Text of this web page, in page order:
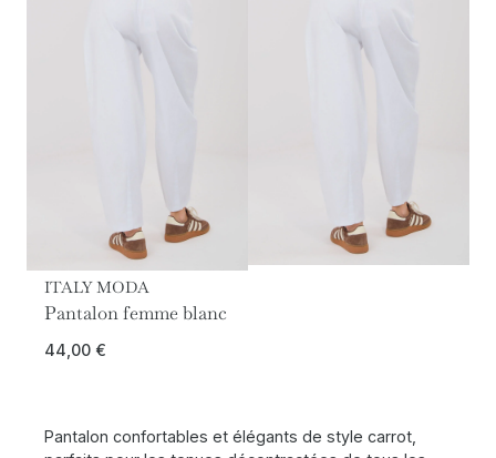
ITALY MODA
Pantalon femme blanc
44,00 €
Pantalon confortables et élégants de style carrot,